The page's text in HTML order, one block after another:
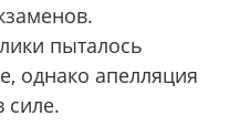
пыталось
однако апелляция
силе.